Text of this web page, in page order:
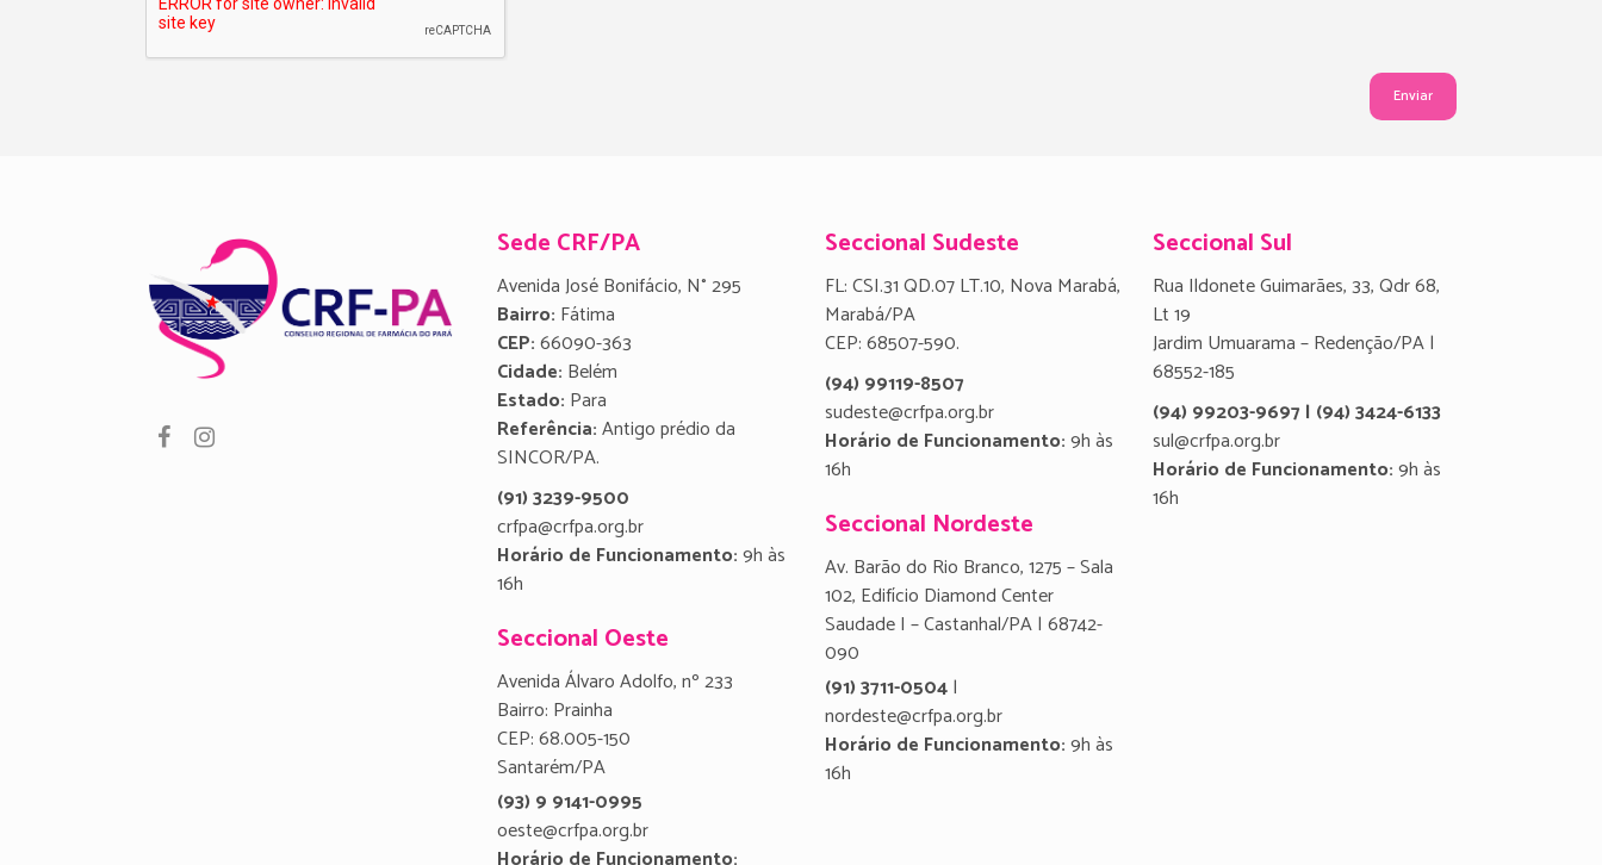
Sede CRF/PA
Avenida José Bonifácio, N° 295
Bairro: Fátima
CEP:66090-363
Cidade: Belém
Estado: Para
Referência:Antigo prédio da
SINCOR/PA.
(91) 3239-9500
crfpa@crfpa.org.br
Horário de Funcionamento:9h às
16h
Seccional Oeste
Avenida Álvaro Adolfo, nº 233
Bairro: Prainha
CEP: 68.005-150
Santarém/PA
(93) 9 9141-0995
oeste@crfpa.org.br
Seccional Sudeste
FL: CSI.31 QD.07 LT.10, Nova Marabá,
Marabá/PA
CEP: 68507-590.
(94) 99119-8507
sudeste@crfpa.org.br
Horário de Funcionamento:9h às
16h
Seccional Nordeste
Av. Barão do Rio Branco, 1275 – Sala
102, Edifício Diamond Center
Saudade I – Castanhal/PA | 68742-
090
(91) 3711-0504|
nordeste@crfpa.org.br
Horário de Funcionamento:9h às
16h
Seccional Sul
Rua Ildonete Guimarães, 33, Qdr 68,
Lt 19
Jardim Umuarama – Redenção/PA |
68552-185
(94) 99203-9697 | (94) 3424-6133
sul@crfpa.org.br
Horário de Funcionamento:9h às
16h